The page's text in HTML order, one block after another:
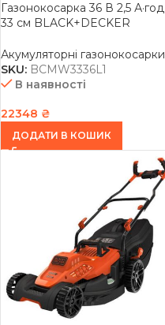
Газонокосарка 36 В 2,5 А·год
33 см BLACK+DECKER
Акумуляторні газонокосарки
SKU: BCMW3336L1
В наявності
22348 ₴
ДОДАТИ В КОШИК